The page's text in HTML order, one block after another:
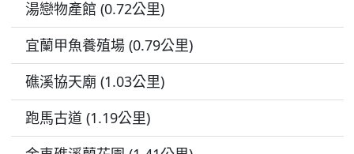
湯戀物產館 (0.72公里)
宜蘭甲魚養殖場 (0.79公里)
礁溪協天廟 (1.03公里)
跑馬古道 (1.19公里)